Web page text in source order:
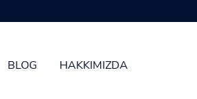
BLOG HAKKIMIZDA